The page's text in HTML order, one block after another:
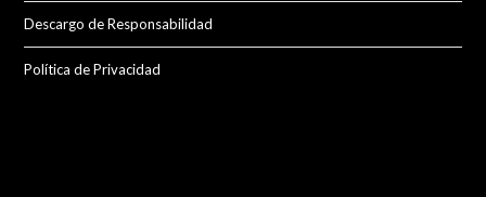
Descargo de Responsabilidad
Política de Privacidad